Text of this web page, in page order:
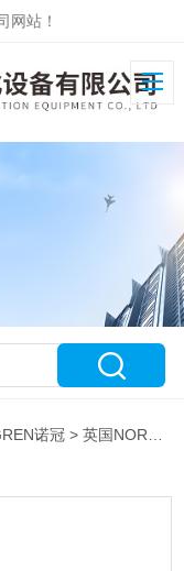
网站！
诺冠 >英国NORGREN诺冠电磁阀现货